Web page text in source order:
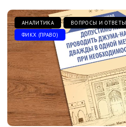
АНАЛИТИКА ВОПРОСЫ И ОТВЕТЫ
ФИКХ (ПРАВО)